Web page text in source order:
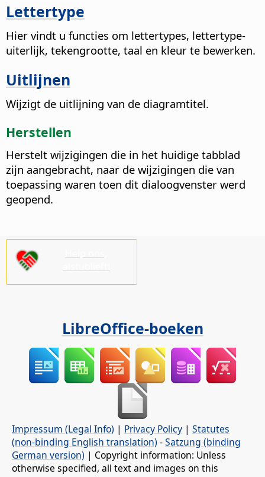
Lettertype
Hier vindt u functies om lettertypes, lettertype-
uiterlijk, tekengrootte, taal en kleur te bewerken.
Uitlijnen
Wijzigt de uitlijning van de diagramtitel.
Herstellen
Herstelt wijzigingen die in het huidige tabblad
zijn aangebracht, naar de wijzigingen die van
toepassing waren toen dit dialoogvenster werd
geopend.
LibreOffice-boeken
Impressum (Legal Info) | Privacy Policy | Statutes
(non-binding English translation) -Satzung (binding
German version) | Copyright information: Unless
otherwise specified, all text and images on this